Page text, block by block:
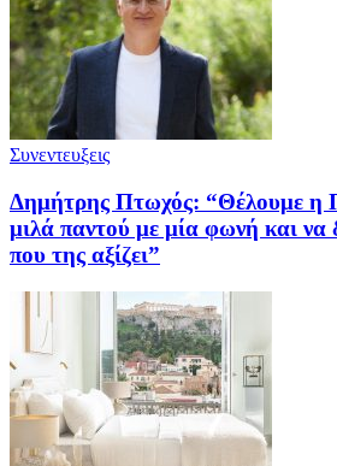
Συνεντευξεις
Δημήτρης Πτωχός: “Θέλουμε η
μιλά παντού με μία φωνή και να
που της αξίζει”